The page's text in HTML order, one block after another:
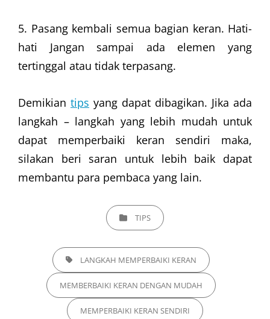
5. Pasang kembali semua bagian keran. Hati-
hati Jangan sampai ada elemen yang
tertinggal atau tidak terpasang.
Demikian tips yang dapat dibagikan. Jika ada
langkah – langkah yang lebih mudah untuk
dapat memperbaiki keran sendiri maka,
silakan beri saran untuk lebih baik dapat
membantu para pembaca yang lain.
CATEGORIES
TIPS
TAGS, LANGKAH MEMPERBAIKI KERAN
MEMBERBAIKI KERAN DENGAN MUDAH
MEMPERBAIKI KERAN SENDIRI